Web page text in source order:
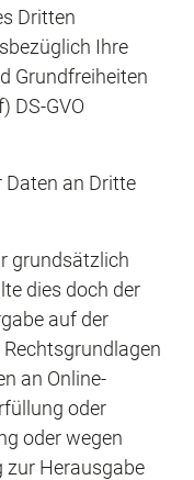
Dritten
Ihre
Grundfreiheiten
DS-GVO
Daten an Dritte
grundsätzlich
dies doch der
auf der
an Online-
oder
oder wegen
zur Herausgabe